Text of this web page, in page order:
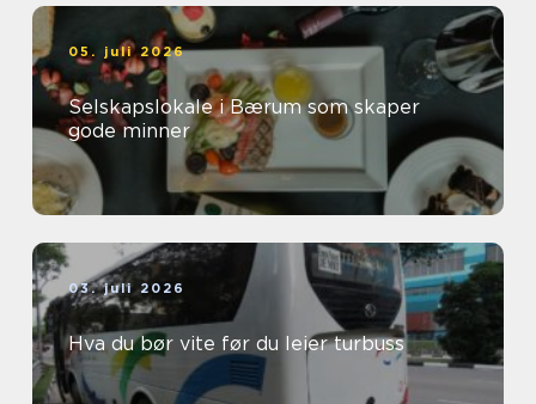
05. juli 2026
Selskapslokale i Bærum som skaper
gode minner
03. juli 2026
Hva du bør vite før du leier turbuss